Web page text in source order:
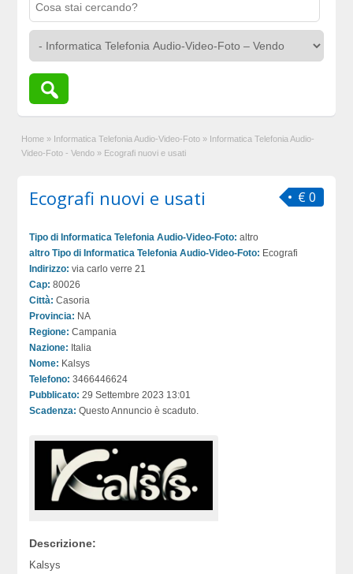
Home » Informatica Telefonia Audio-Video-Foto » Informatica Telefonia Audio-
Video-Foto - Vendo » Ecografi nuovi e usati
€ 0
Ecografi nuovi e usati
Tipo di Informatica Telefonia Audio-Video-Foto: altro
altro Tipo di Informatica Telefonia Audio-Video-Foto: Ecografi
Indirizzo: via carlo verre 21
Cap: 80026
Città: Casoria
Provincia: NA
Regione: Campania
Nazione: Italia
Nome: Kalsys
Telefono: 3466446624
Pubblicato: 29 Settembre 2023 13:01
Scadenza: Questo Annuncio è scaduto.
Descrizione:
Kalsys